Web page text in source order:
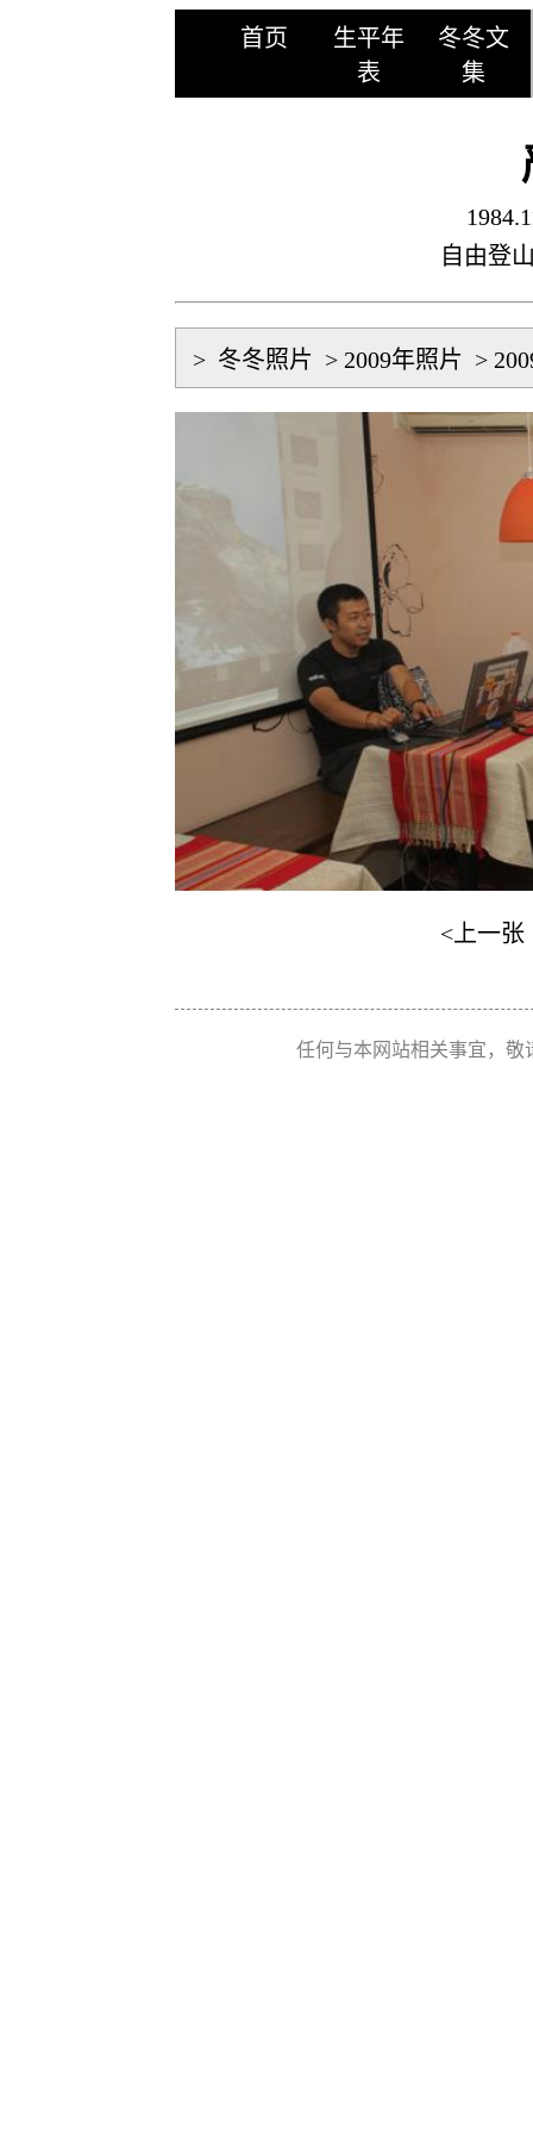
首页
生平年
表
冬冬文
集
自由登
> 冬冬照片 > 2009年照片 >
<上一张
任何与本网站相关事宜，敬